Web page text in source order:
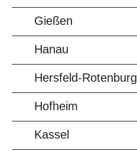
Gießen
Hanau
Hersfeld-Rotenburg
Hofheim
Kassel